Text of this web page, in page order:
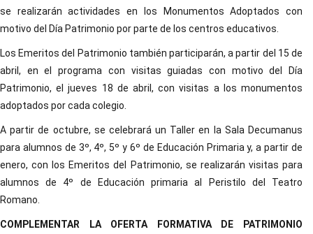
se realizarán actividades en los Monumentos Adoptados con
motivo del Día Patrimonio por parte de los centros educativos.
Los Emeritos del Patrimonio también participarán, a partir del 15 de
abril, en el programa con visitas guiadas con motivo del Día
Patrimonio, el jueves 18 de abril, con visitas a los monumentos
adoptados por cada colegio.
A partir de octubre, se celebrará un Taller en la Sala Decumanus
para alumnos de 3º, 4º, 5º y 6º de Educación Primaria y, a partir de
enero, con los Emeritos del Patrimonio, se realizarán visitas para
alumnos de 4º de Educación primaria al Peristilo del Teatro
Romano.
COMPLEMENTAR LA OFERTA FORMATIVA DE PATRIMONIO